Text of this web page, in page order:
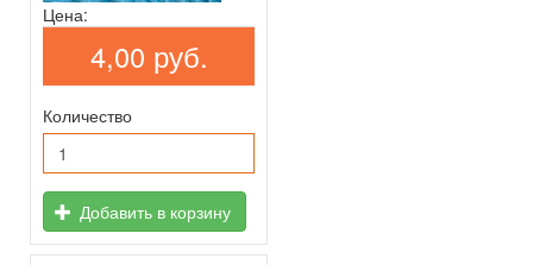
Цена:
4,00 руб.
Количество
Добавить в корзину